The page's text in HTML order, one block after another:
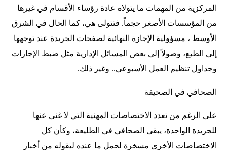
المركزية من المهمات ما يتولاه عادة رؤساء الأقسام في غيرها
من المؤسسات الأصغر حجماً. فتتولى هي، كما الحال في الشرق
الأوسط ، مسؤولية الإجازة النهائية لصفحات الجريدة عند توجهها
إلى الطبع، وصولاً إلى بعض المسائل الإدارية مثل ضبط الإجازات
وجداول تنظيم العمل الأسبوعي.. وغير ذلك.
الصحافي في الصحيفة
على الرغم من تعدد الاختصاصات المهنية التي لا غنى عنها
للجريدة الواحدة، يبقى الصحافي في الطليعة، وكأن كل
الاختصاصات الأخرى مسخرة لحمل ما عنده ليقوله من أخبار